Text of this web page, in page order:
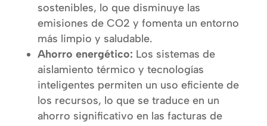
sostenibles, lo que disminuye las
emisiones de CO2 y fomenta un entorno
más limpio y saludable.
Ahorro energético: Los sistemas de
aislamiento térmico y tecnologías
inteligentes permiten un uso eficiente de
los recursos, lo que se traduce en un
ahorro significativo en las facturas de